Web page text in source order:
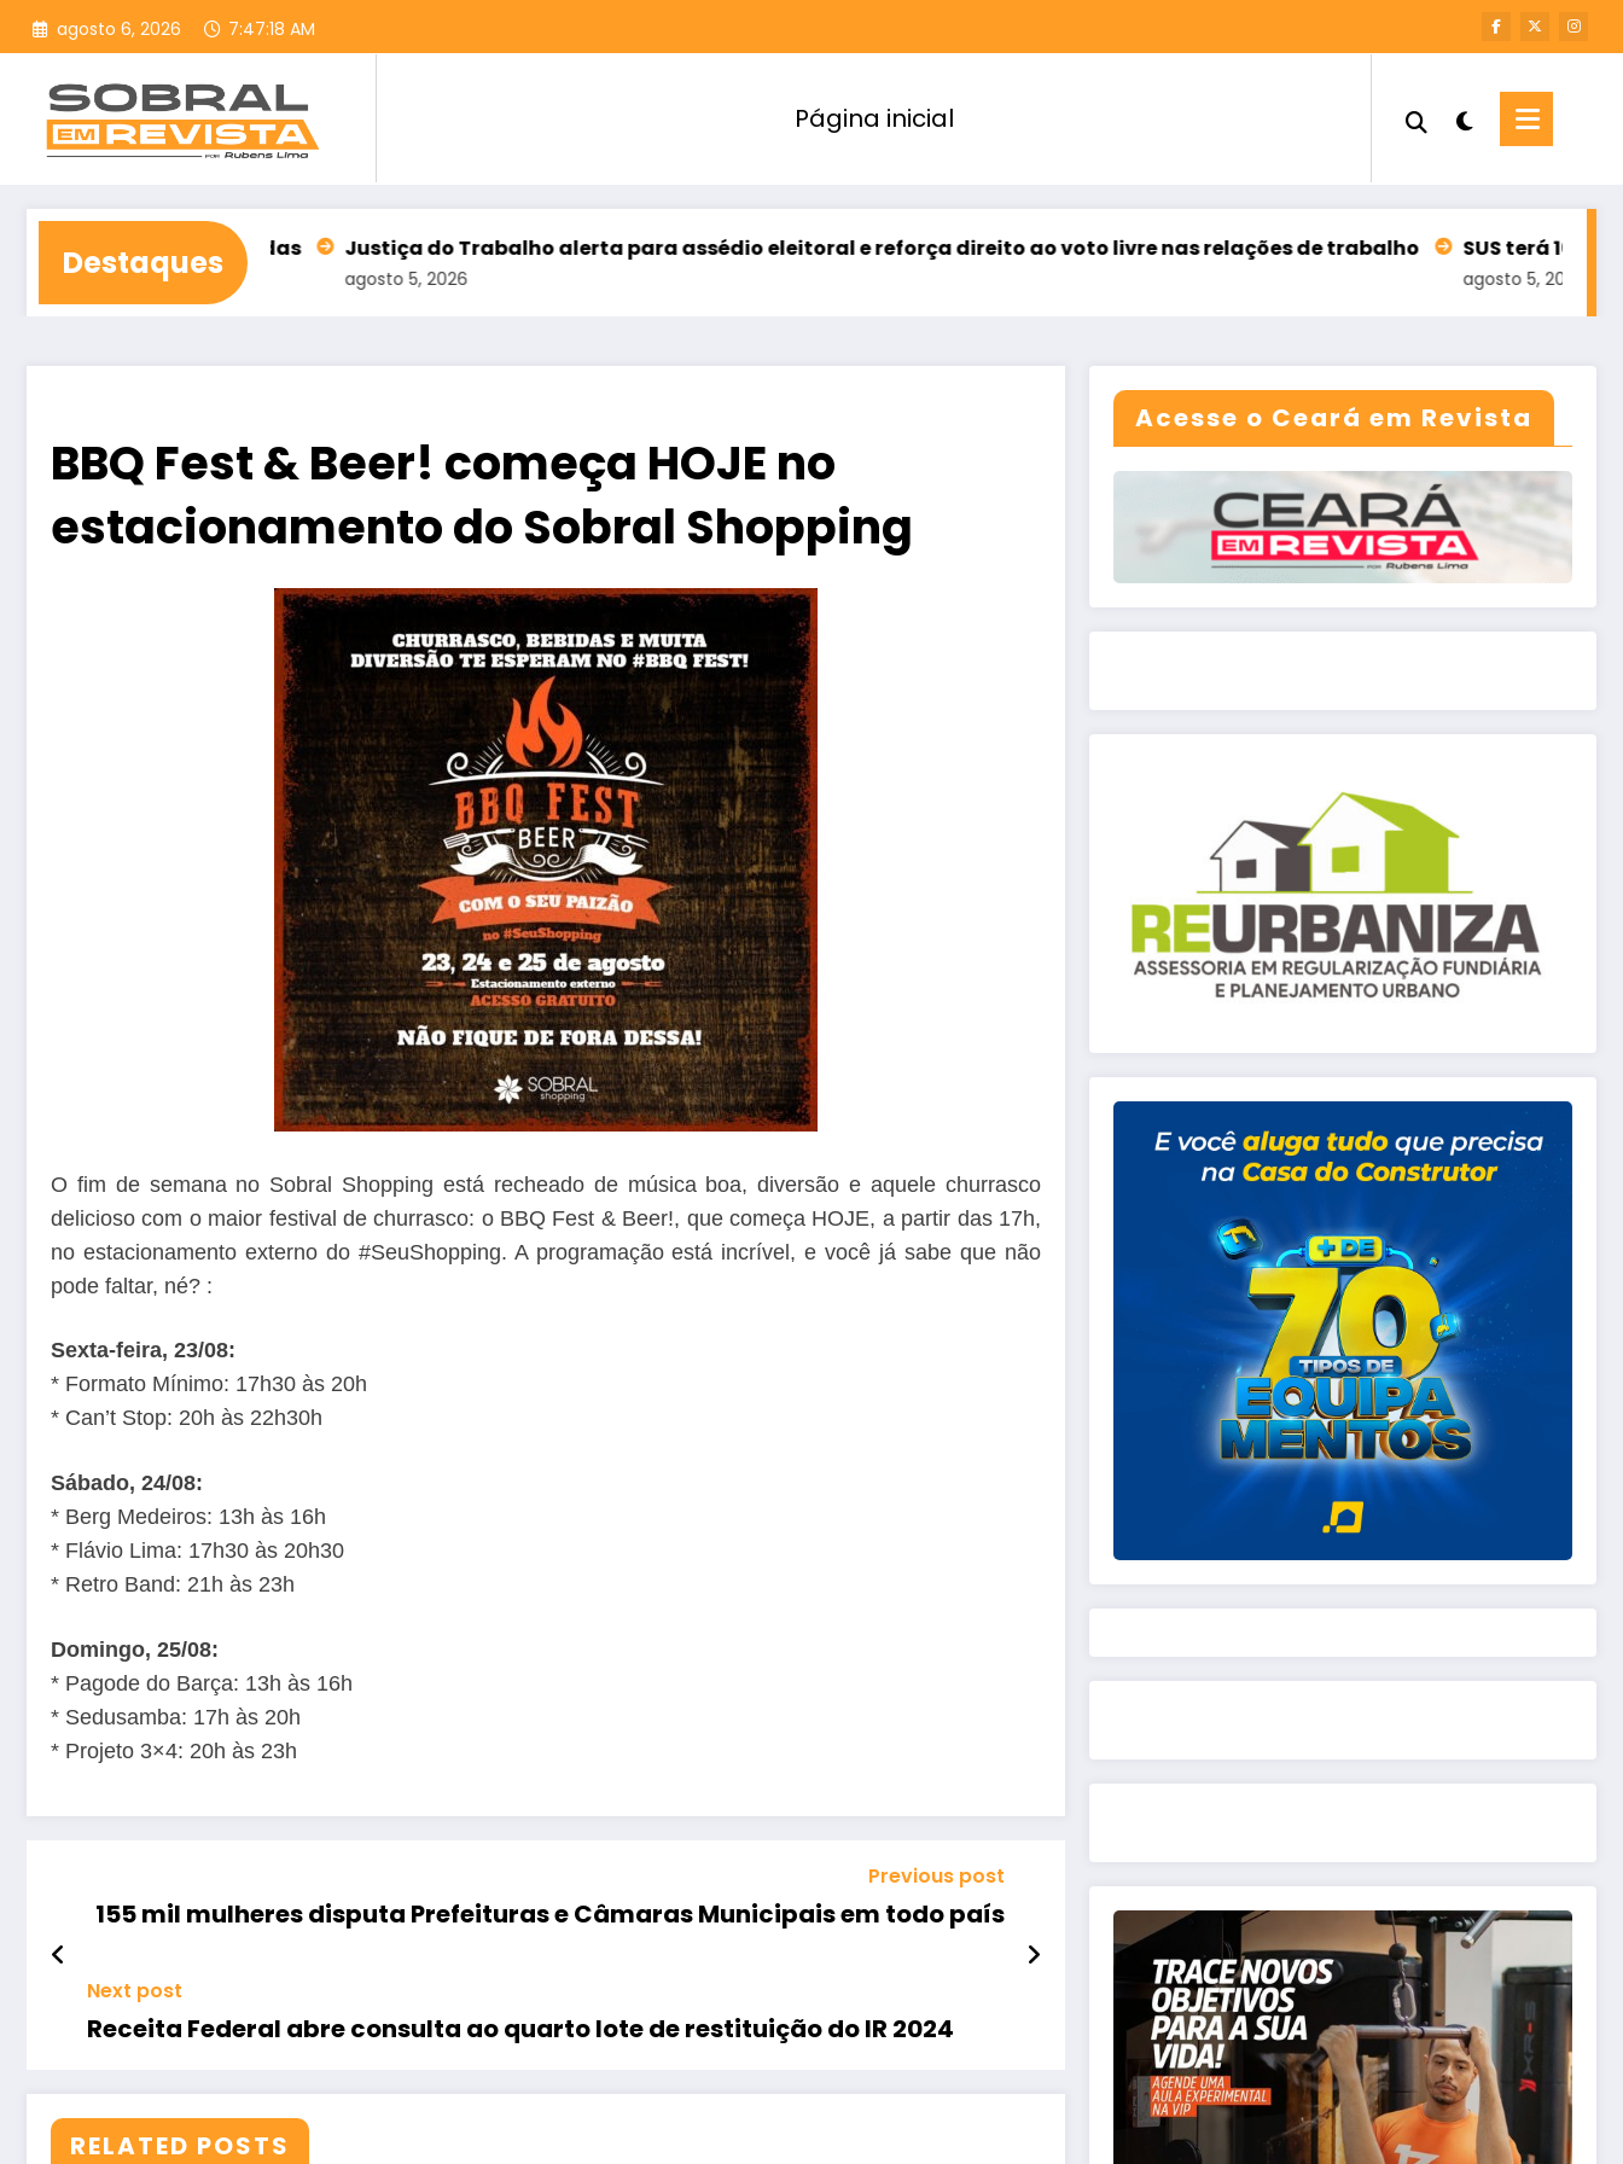
Pular
para
conteúdo
agosto 6, 2026 7:47:19 AM
Página inicial
Destaques
rejeitadas Justiça do Trabalho alerta para assédio eleitoral e reforça direito ao voto livre nas relações de trabalho
agosto 5, 2026
SUS terá 100 mil
agosto 5, 2026
BBQ Fest & Beer! começa HOJE no
estacionamento do Sobral Shopping
O fim de semana no Sobral Shopping está recheado de música boa, diversão e aquele churrasco
delicioso com o maior festival de churrasco: o BBQ Fest & Beer!, que começa HOJE, a partir das 17h,
no estacionamento externo do #SeuShopping. A programação está incrível, e você já sabe que não
pode faltar, né? :
Sexta-feira, 23/08:
* Formato Mínimo: 17h30 às 20h
* Can’t Stop: 20h às 22h30h
Sábado, 24/08:
* Berg Medeiros: 13h às 16h
* Flávio Lima: 17h30 às 20h30
* Retro Band: 21h às 23h
Domingo, 25/08:
* Pagode do Barça: 13h às 16h
* Sedusamba: 17h às 20h
* Projeto 3×4: 20h às 23h
Previous post
155 mil mulheres disputa Prefeituras e Câmaras Municipais em todo país
Next post
Receita Federal abre consulta ao quarto lote de restituição do IR 2024
RELATED POSTS
Acesse o Ceará em Revista